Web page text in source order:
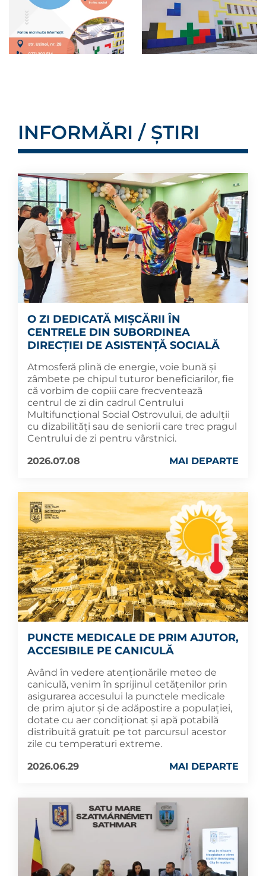
INFORMĂRI / ȘTIRI
O ZI DEDICATĂ MIȘCĂRII ÎN
CENTRELE DIN SUBORDINEA
DIRECȚIEI DE ASISTENȚĂ SOCIALĂ
Atmosferă plină de energie, voie bună și
zâmbete pe chipul tuturor beneficiarilor, fie
că vorbim de copiii care frecventează
centrul de zi din cadrul Centrului
Multifuncțional Social Ostrovului, de adulții
cu dizabilități sau de seniorii care trec pragul
Centrului de zi pentru vârstnici.
2026.07.08
MAI DEPARTE
PUNCTE MEDICALE DE PRIM AJUTOR,
ACCESIBILE PE CANICULĂ
Având în vedere atenționările meteo de
caniculă, venim în sprijinul cetățenilor prin
asigurarea accesului la punctele medicale
de prim ajutor și de adăpostire a populației,
dotate cu aer condiționat și apă potabilă
distribuită gratuit pe tot parcursul acestor
zile cu temperaturi extreme.
2026.06.29
MAI DEPARTE